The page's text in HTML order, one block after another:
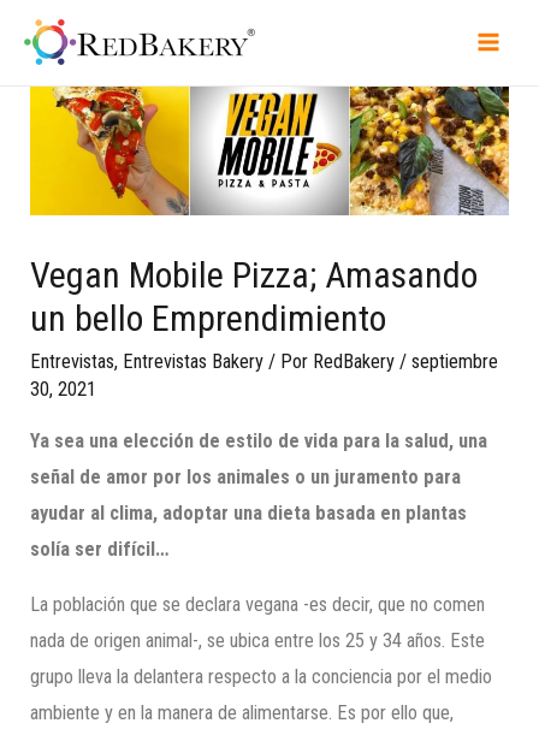
Vegan Mobile Pizza; Amasando
un bello Emprendimiento
Entrevistas, Entrevistas Bakery / Por RedBakery /septiembre
30, 2021
Ya sea una elección de estilo de vida para la salud, una
señal de amor por los animales o un juramento para
ayudar al clima, adoptar una dieta basada en plantas
solía ser difícil…
La población que se declara vegana -es decir, que no comen
nada de origen animal-, se ubica entre los 25 y 34 años. Este
grupo lleva la delantera respecto a la conciencia por el medio
ambiente y en la manera de alimentarse. Es por ello que,